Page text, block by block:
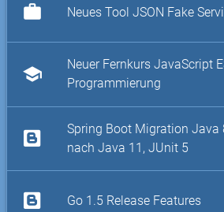
work Neues Tool JSON Fake
school
Neuer Fernkurs JavaScript
Programmierung
Spring Boot Migration Java
nach Java 11, JUnit 5
Go 1.5 Release Features